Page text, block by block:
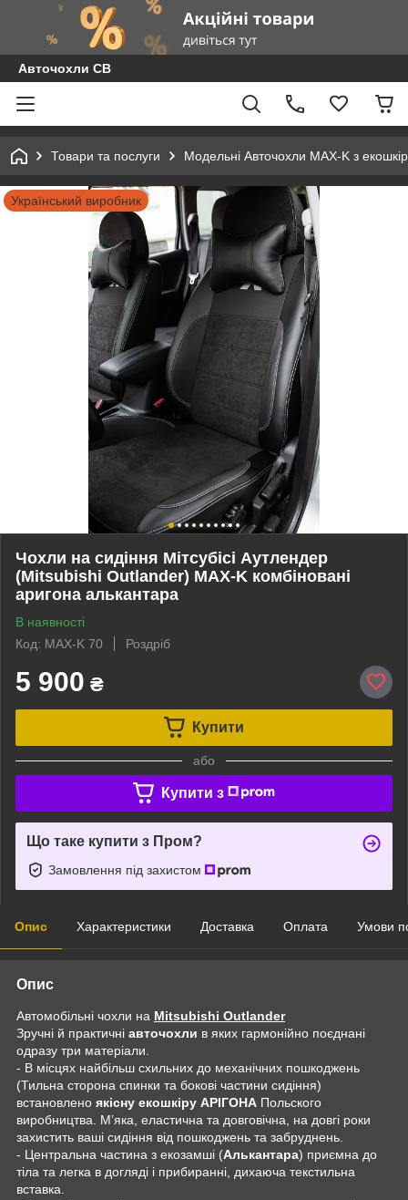
Авточохли СВ
Товари та послуги Модельні Авточохли MAX-K з
Український виробник
Чохли на сидіння Мітсубісі Аутлендер
(Mitsubishi Outlander) MAX-K комбіновані
аригона алькантара
В наявності
Код: MAX-K 70
Роздріб
5 900 ₴
Купити
або
Купити з
Що таке купити з Пром?
Замовлення під захистом
Опис Характеристики Доставка Оплата Умови
Опис
Автомобільні чохли на Mitsubishi Outlander
Зручні й практичні авточохли в яких гармонійно поєднані
одразу три матеріали.
- В місцях найбільш схильних до механічних пошкоджень
(Тильна сторона спинки та бокові частини сидіння)
встановлено якісну екошкіру АРІГОНА Польского
виробництва. Мʼяка, еластична та довговічна, на довгі роки
захистить ваші сидіння від пошкоджень та забруднень.
- Центральна частина з екозамші (Алькантара) приємна до
тіла та легка в догляді і прибиранні, дихаюча текстильна
вставка.